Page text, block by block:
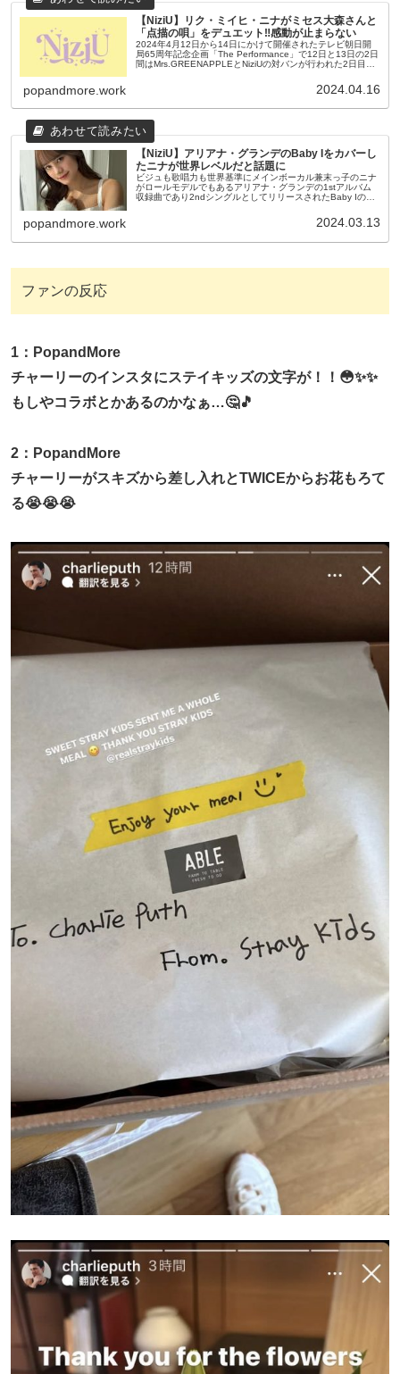
【NiziU】リク・ミイヒ・ニナがミセス大森さんと
「点描の唄」をデュエット‼感動が止まらない
2024年4月12日から14日にかけて開催されたテレビ朝日開
局65周年記念企画「The Performance」で12日と13日の2日
間はMrs.GREENAPPLEとNiziUの対バンが行われた2日目の
popandmore.work 2024.04.16
【NiziU】アリアナ・グランデのBaby Iをカバーし
たニナが世界レベルだと話題に
ビジュも歌唱力も世界基準にメインボーカル兼末っ子のニナ
がロールモデルでもあるアリアナ・グランデの1stアルバム
収録曲であり2ndシングルとしてリリースされたBaby Iのカ
popandmore.work 2024.03.13
ファンの反応
1：PopandMore
チャーリーのインスタにステイキッズの文字が！！😳✨✨
もしやコラボとかあるのかなぁ…🤔🎵
2：PopandMore
チャーリーがスキズから差し入れとTWICEからお花もろて
る😭😭😭